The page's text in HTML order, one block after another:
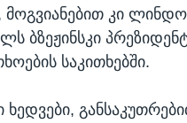
კი
ბზეჟინსკი
საკითხებში.
ხედვები,